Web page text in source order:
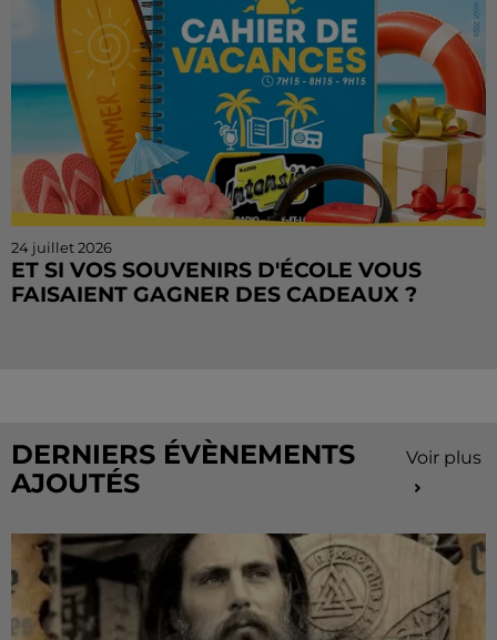
24 juillet 2026
ET SI VOS SOUVENIRS D'ÉCOLE VOUS
FAISAIENT GAGNER DES CADEAUX ?
DERNIERS ÉVÈNEMENTS
AJOUTÉS
Voir plus